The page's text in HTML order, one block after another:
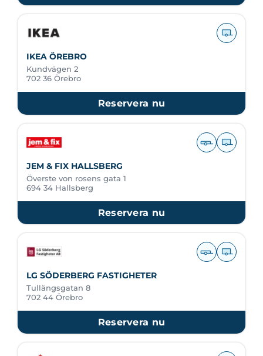
IKEA ÖREBRO
Kundvägen 2
702 36 Örebro
Reservera nu
JEM & FIX HALLSBERG
Överste von rosens gata 1
694 34 Hallsberg
Reservera nu
LG SÖDERBERG FASTIGHETER
Tullängsgatan 8
702 44 Örebro
Reservera nu